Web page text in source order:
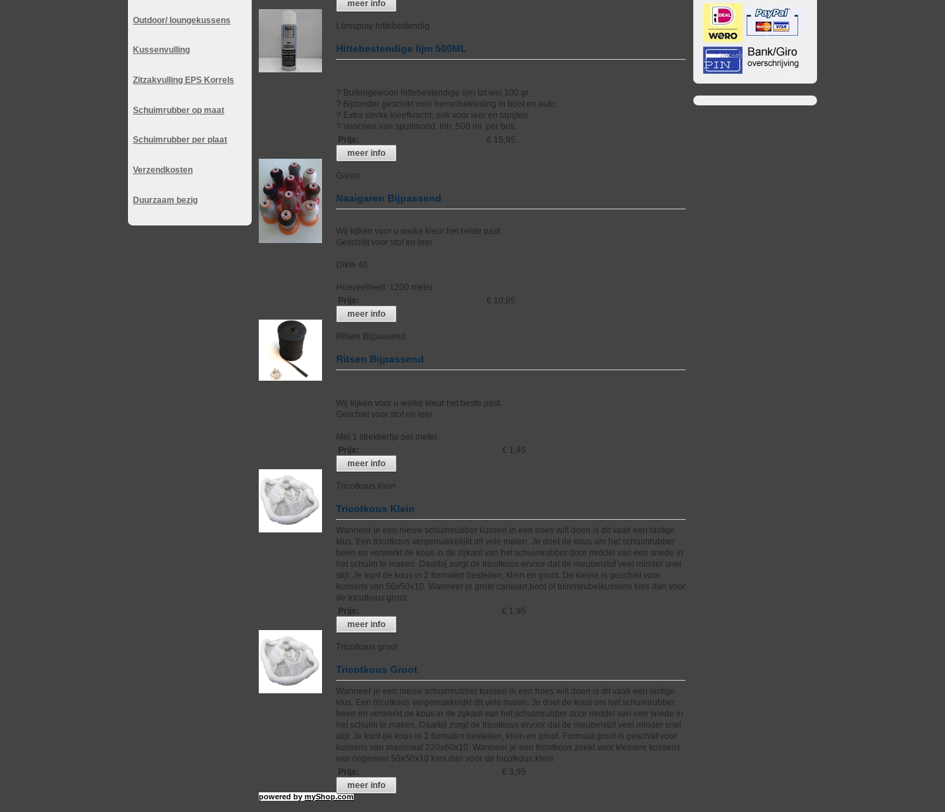
Outdoor/ loungekussens
Kussenvulling
Zitzakvulling EPS Korrels
Schuimrubber op maat
Schuimrubber per plaat
Verzendkosten
Duurzaam bezig
meer info
Lijmspray hittebestendig
Hittebestendige lijm 500ML
? Buitengewoon hittebestendige lijm tot wel 100 gr.
? Bijzonder geschikt voor hemelbekleding in boot en auto.
? Extra sterke kleefkracht, ook voor leer en tapijten.
? Voorzien van spuitmond. Inh. 500 ml. per bus.
Prijs:
€ 15,95
meer info
Garen
Naaigaren Bijpassend
Wij kijken voor u welke kleur het beste past.
Geschikt voor stof en leer.
Dikte 40
Hoeveelheid: 1200 meter
Prijs:
€ 10,95
meer info
Ritsen Bijpassend
Ritsen Bijpassend
Wij kijken voor u welke kleur het beste past.
Geschikt voor stof en leer.
Met 1 strekkertje per meter
Prijs:
€ 1,45
meer info
Tricotkous klein
Tricotkous Klein
Wanneer je een nieuw schuimrubber kussen in een hoes wilt doen is dit vaak een lastige
klus. Een tricotkous vergemakkelijkt dit vele malen. Je doet de kous om het schuimrubber
heen en verwerkt de kous in de zijkant van het schuimrubber door middel van een snede in
het schuim te maken. Daarbij zorgt de tricotkous ervoor dat de meubelstof veel minder snel
slijt. Je kunt de kous in 2 formaten bestellen, klein en groot. De kleine is geschikt voor
kussens van 50x50x10. Wanneer je grote caravan,boot of tuinmeubelkussens kies dan voor
de tricotkous groot.
Prijs:
€ 1,95
meer info
Tricotkous groot
Tricotkous Groot
Wanneer je een nieuw schuimrubber kussen in een hoes wilt doen is dit vaak een lastige
klus. Een tricotkous vergemakkelijkt dit vele malen. Je doet de kous om het schuimrubber
heen en verwerkt de kous in de zijkant van het schuimrubber door middel van een snede in
het schuim te maken. Daarbij zorgt de tricotkous ervoor dat de meubelstof veel minder snel
slijt. Je kunt de kous in 2 formaten bestellen, klein en groot. Formaat groot is geschikt voor
kussens van maximaal 220x60x10. Wanneer je een tricotkous zoekt voor kleinere kussens
van ongeveer 50x50x10 kies dan voor de tricotkous klein
Prijs:
€ 3,95
meer info
powered bymyShop.com